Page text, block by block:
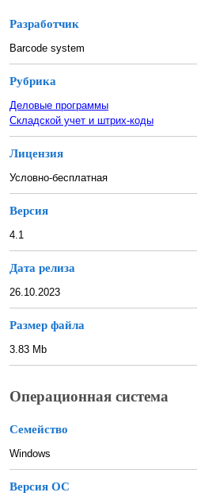
Разработчик
Barcode system
Рубрика
Деловые программы
Складской учет и штрих-коды
Лицензия
Условно-бесплатная
Версия
4.1
Дата релиза
26.10.2023
Размер файла
3.83 Mb
Операционная система
Семейство
Windows
Версия ОС